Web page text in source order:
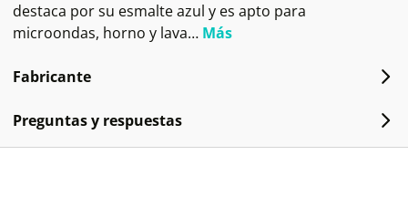
destaca por su esmalte azul y es apto para
microondas, horno y lava… Más
Fabricante
Preguntas y respuestas